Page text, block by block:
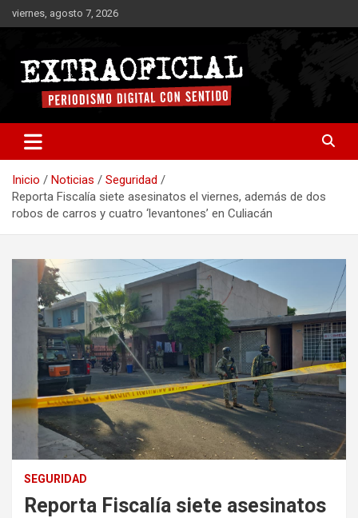
Saltar
al
viernes, agosto 7, 2026
Extraoficial
Inicio Noticias
Seguridad
Reporta Fiscalía siete asesinatos el viernes, además de dos
robos de carros y cuatro ‘levantones’ en Culiacán
SEGURIDAD
Reporta Fiscalía siete asesinatos